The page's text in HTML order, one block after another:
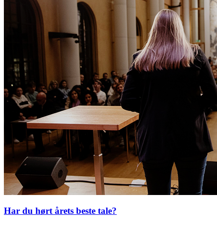
Har du hørt årets beste tale?